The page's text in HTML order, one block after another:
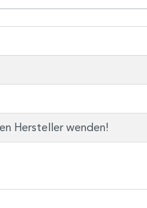
Hersteller wenden!